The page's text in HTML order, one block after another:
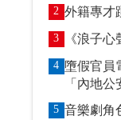
2
3
4 墮假官員電騙案 富婆被當「
「內地公
到指定戶
5 音樂劇角色與人